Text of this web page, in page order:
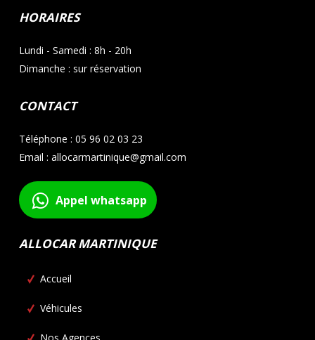
HORAIRES
Lundi - Samedi : 8h - 20h
Dimanche : sur réservation
CONTACT
Téléphone : 05 96 02 03 23
Email : allocarmartinique@gmail.com
Appel whatsapp
ALLOCAR MARTINIQUE
Accueil
Véhicules